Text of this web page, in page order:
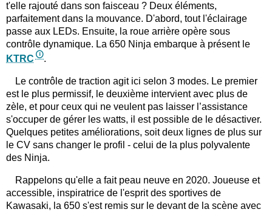
t'elle rajouté dans son faisceau ? Deux éléments,
parfaitement dans la mouvance. D'abord, tout l'éclairage
passe aux LEDs. Ensuite, la roue arrière opère sous
contrôle dynamique. La 650 Ninja embarque à présent le
KTRC
.
Le contrôle de traction agit ici selon 3 modes. Le premier
est le plus permissif, le deuxième intervient avec plus de
zèle, et pour ceux qui ne veulent pas laisser l’assistance
s'occuper de gérer les watts, il est possible de le désactiver.
Quelques petites améliorations, soit deux lignes de plus sur
le CV sans changer le profil - celui de la plus polyvalente
des Ninja.
Rappelons qu'elle a fait peau neuve en 2020. Joueuse et
accessible, inspiratrice de l'esprit des sportives de
Kawasaki, la 650 s'est remis sur le devant de la scène avec